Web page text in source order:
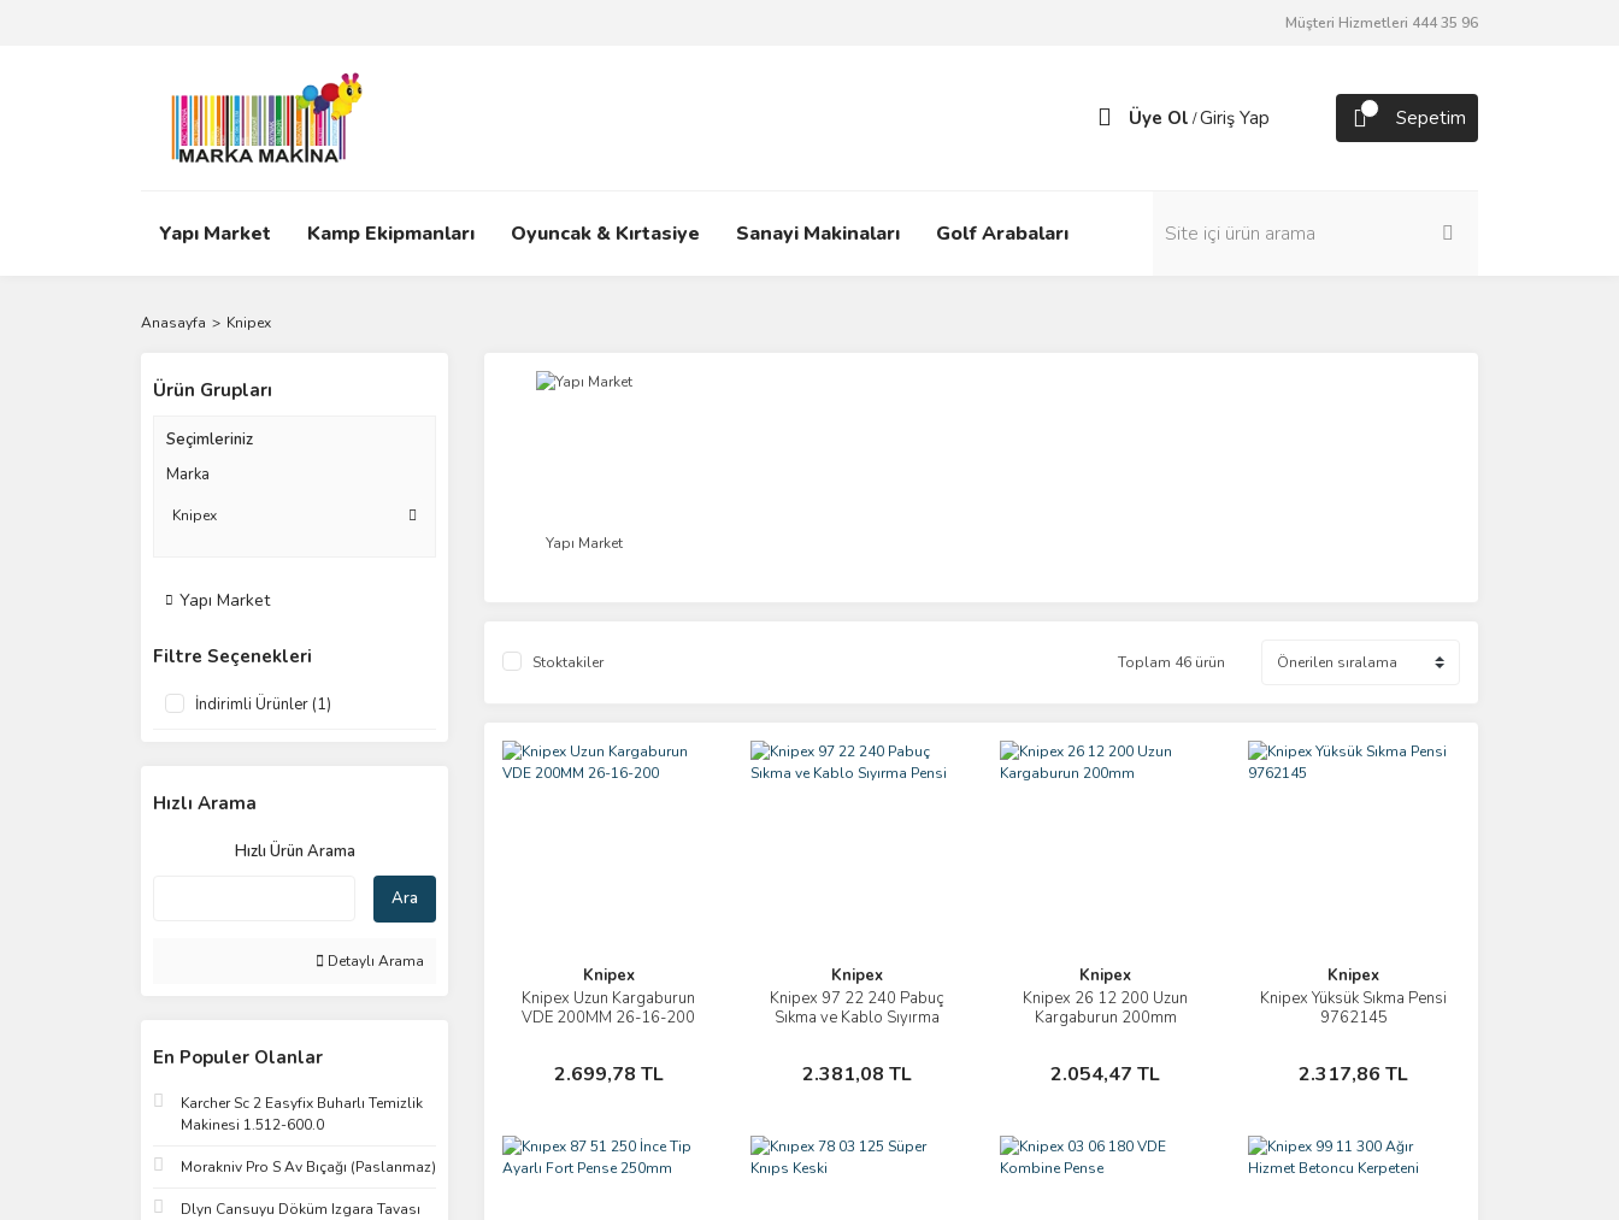
Müşteri Hizmetleri 444 35 96
Üye Ol /Giriş Yap Sepetim
Yapı Market Kamp Ekipmanları Oyuncak & Kırtasiye Sanayi Makinaları Golf Arabaları
Anasayfa Knipex
Ürün Grupları
Seçimleriniz
Marka
Knipex
Yapı Market
Filtre Seçenekleri
İndirimli Ürünler (1)
Hızlı Arama
Hızlı Ürün Arama
Ara
Detaylı Arama
En Populer Olanlar
Karcher Sc 2 Easyfix Buharlı Temizlik
Makinesi 1.512-600.0
Morakniv Pro S Av Bıçağı (Paslanmaz)
Dlyn Cansuyu Döküm Izgara Tavası
Yapı Market
Stoktakiler Toplam 46 ürün
Knipex
Knipex Uzun Kargaburun
VDE 200MM 26-16-200
2.699,78 TL
İncele
Sepete Ekle
Knipex
Knipex 97 22 240 Pabuç
Sıkma ve Kablo Sıyırma
2.381,08 TL
İncele
Sepete Ekle
Knipex
Knipex 26 12 200 Uzun
Kargaburun 200mm
2.054,47 TL
İncele
Sepete Ekle
Knipex
Knipex Yüksük Sıkma Pensi
9762145
2.317,86 TL
İncele
Sepete Ekle